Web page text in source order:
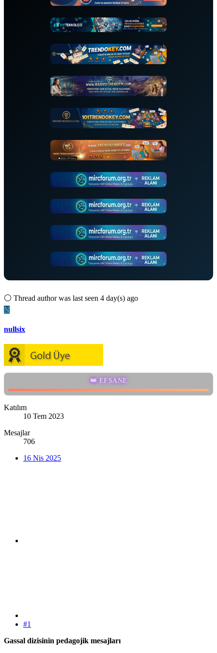
⚪ Thread author was last seen 4 day(s) ago
N
nullsix
👑 EFSANE
Katılım
10 Tem 2023
Mesajlar
706
16 Nis 2025
#1
Gassal dizisinin pedagojik mesajları